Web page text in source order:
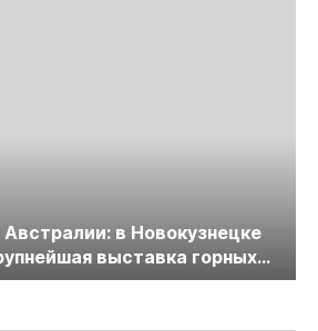
в Новокузнецке
выставка горных
России. Уголь России и